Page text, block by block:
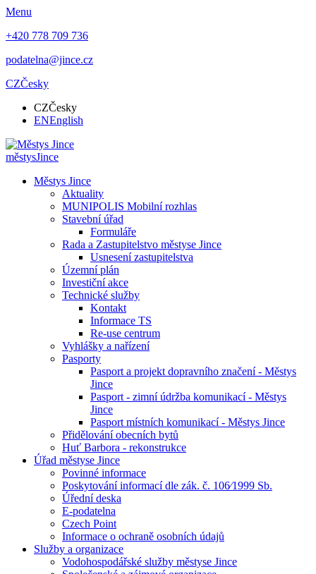
Menu
+420 778 709 736
podatelna@jince.cz
CZČesky
CZČesky
ENEnglish
městysJince
Městys Jince
Aktuality
MUNIPOLIS Mobilní rozhlas
Stavební úřad
Formuláře
Rada a Zastupitelstvo městyse Jince
Usnesení zastupitelstva
Územní plán
Investiční akce
Technické služby
Kontakt
Informace TS
Re-use centrum
Vyhlášky a nařízení
Pasporty
Pasport a projekt dopravního značení - Městys
Jince
Pasport - zimní údržba komunikací - Městys
Jince
Pasport místních komunikací - Městys Jince
Přidělování obecních bytů
Huť Barbora - rekonstrukce
Úřad městyse Jince
Povinné informace
Poskytování informací dle zák. č. 106⁄1999 Sb.
Úřední deska
E-podatelna
Czech Point
Informace o ochraně osobních údajů
Služby a organizace
Vodohospodářské služby městyse Jince